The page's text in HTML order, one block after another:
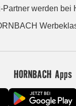
Partner werden bei
HORNBACH Apps